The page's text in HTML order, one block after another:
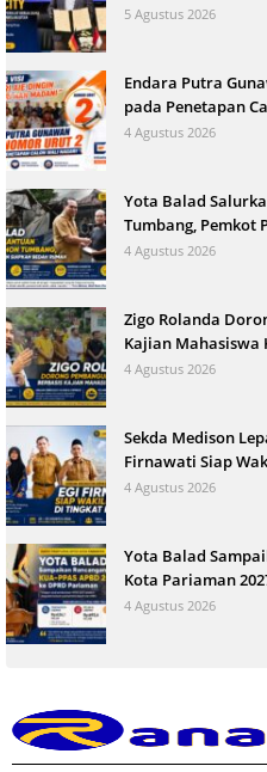
5 Agustus 2026
Endara Putra
pada Penetapan
4 Agustus 2026
Yota Balad
Tumbang, Pemkot
4 Agustus 2026
Zigo Rolanda
Kajian Mahasiswa
4 Agustus 2026
Sekda Medison
Firnawati Siap
4 Agustus 2026
Yota Balad
Kota Pariaman
4 Agustus 2026